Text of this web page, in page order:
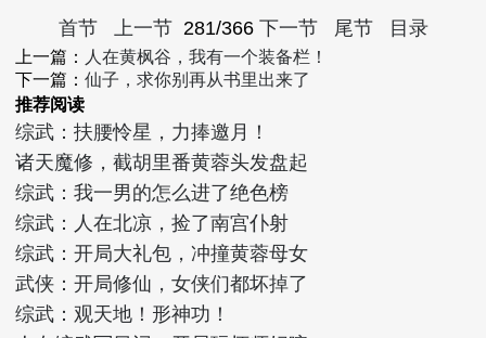
首节 上一节 281/366 下一节 尾节 目录
上一篇：
人在黄枫谷，我有一个装备栏！
下一篇：仙子，求你别再从书里出来了
推荐阅读
综武：扶腰怜星，力捧邀月！
诸天魔修，截胡里番黄蓉头发盘起
综武：我一男的怎么进了绝色榜
综武：人在北凉，捡了南宫仆射
综武：开局大礼包，冲撞黄蓉母女
武侠：开局修仙，女侠们都坏掉了
综武：观天地！形神功！